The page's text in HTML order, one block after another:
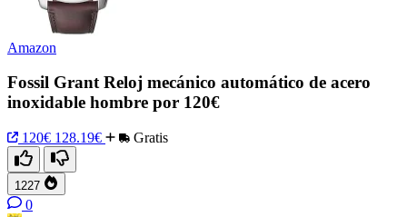
Amazon
Fossil Grant Reloj mecánico automático de acero
inoxidable hombre por 120€
120€ 128.19€ Gratis
1227
0